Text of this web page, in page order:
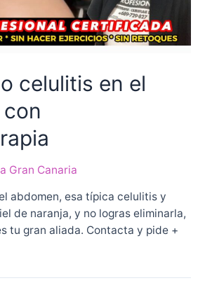
celulitis en el
Gran Canaria
abdomen, esa típica celulitis y
de naranja, y no logras eliminarla,
tu gran aliada. Contacta y pide +